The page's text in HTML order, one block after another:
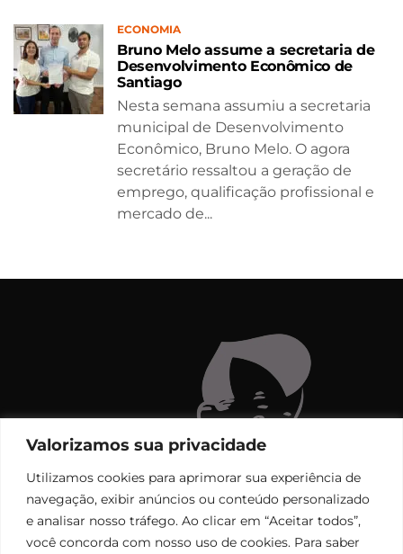
Valorizamos sua privacidade
Utilizamos cookies para aprimorar sua experiência de
navegação, exibir anúncios ou conteúdo personalizado
e analisar nosso tráfego. Ao clicar em “Aceitar todos”,
você concorda com nosso uso de cookies. Para saber
ECONOMIA
Bruno Melo assume a secretaria de
Desenvolvimento Econômico de
Santiago
Nesta semana assumiu a secretaria
municipal de Desenvolvimento
Econômico, Bruno Melo. O agora
secretário ressaltou a geração de
emprego, qualificação profissional e
mercado de...